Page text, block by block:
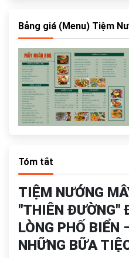
Bảng giá (Menu) Tiệm
Tóm tắt
TIỆM NƯỚNG
"THIÊN ĐƯỜNG"
LÒNG PHỐ BIỂN
NHỮNG BỮA